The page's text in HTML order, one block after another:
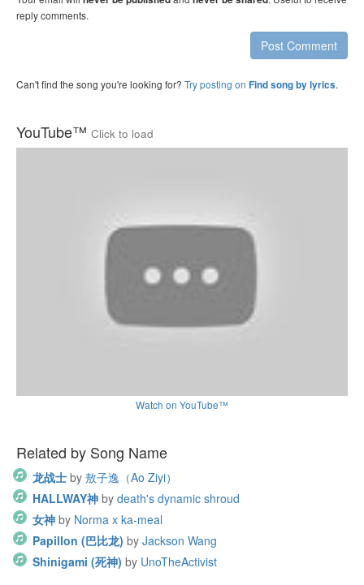
reply comments.
Post Comment
Can't find the song you're looking for? Try posting on Find song by lyrics.
YouTube™ Click to load
Watch on YouTube™
Related by Song Name
龙战士 by 敖子逸（Ao Ziyi）
HALLWAY神 by death's dynamic shroud
女神 by Norma x ka-meal
Papillon (巴比龙) by Jackson Wang
Shinigami (死神) by UnoTheActivist